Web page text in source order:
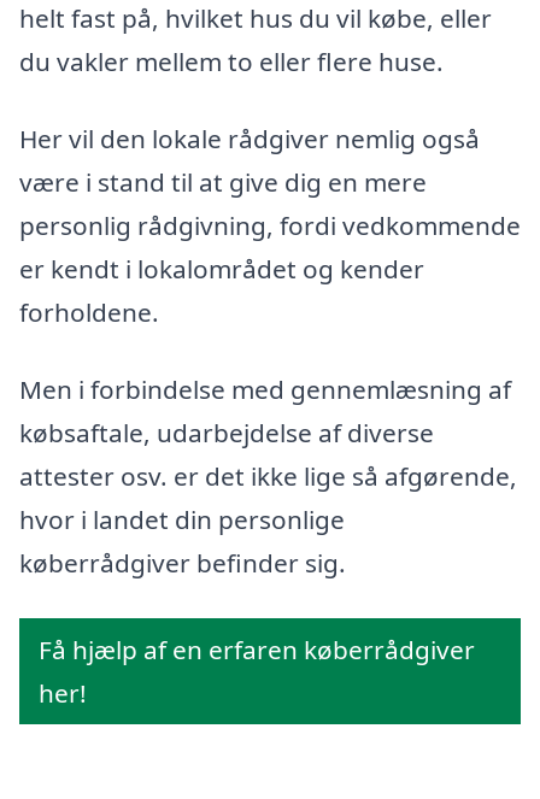
helt fast på, hvilket hus du vil købe, eller
du vakler mellem to eller flere huse.
Her vil den lokale rådgiver nemlig også
være i stand til at give dig en mere
personlig rådgivning, fordi vedkommende
er kendt i lokalområdet og kender
forholdene.
Men i forbindelse med gennemlæsning af
købsaftale, udarbejdelse af diverse
attester osv. er det ikke lige så afgørende,
hvor i landet din personlige
køberrådgiver befinder sig.
Få hjælp af en erfaren køberrådgiver
her!